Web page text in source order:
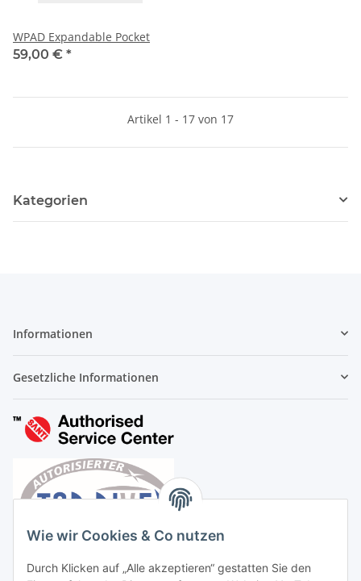
WPAD Expandable Pocket
59,00 € *
Artikel 1 - 17 von 17
Kategorien
Informationen
Gesetzliche Informationen
Wie wir Cookies & Co nutzen
Durch Klicken auf „Alle akzeptieren“ gestatten Sie den